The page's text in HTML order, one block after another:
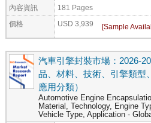
內容資訊 181 Pages
價格 USD 3,939
汽車引擎封裝市場：2026-
品、材料、技術、引擎類型
應用分類）
Automotive Engine
Material, Technology, Engine
Vehicle Type, Application -